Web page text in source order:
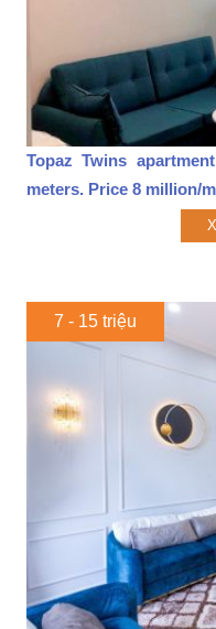
Topaz Twins
meters. Price 8 million/
7 - 15 triệu